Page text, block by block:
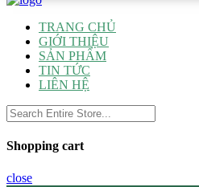
TRANG CHỦ
GIỚI THIỆU
SẢN PHẨM
TIN TỨC
LIÊN HỆ
Shopping cart
close